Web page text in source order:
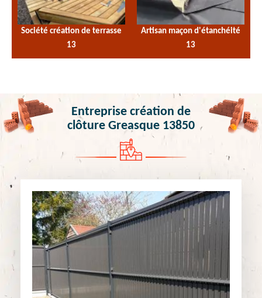
Société création de terrasse
13
Artisan maçon d'étanchéité
13
Entreprise création de
clôture Greasque 13850